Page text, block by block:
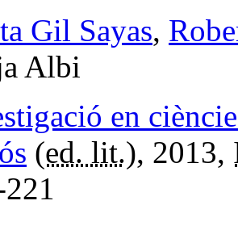
Gil Sayas,
Albi
en
(ed. lit.), 2013,